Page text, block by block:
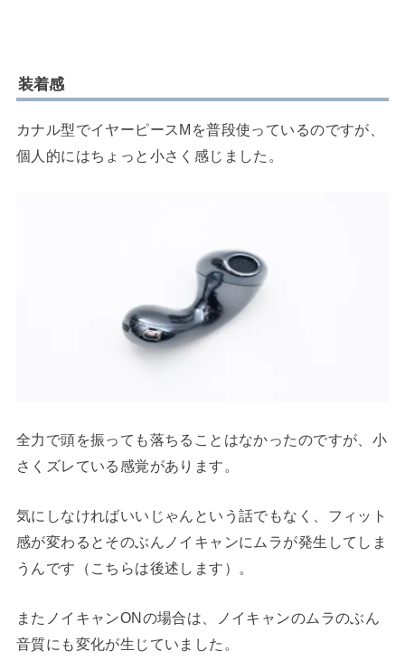
装着感
カナル型でイヤーピースMを普段使っているのですが、
個人的にはちょっと小さく感じました。
全力で頭を振っても落ちることはなかったのですが、小
さくズレている感覚があります。
気にしなければいいじゃんという話でもなく、フィット
感が変わるとそのぶんノイキャンにムラが発生してしま
うんです（こちらは後述します）。
またノイキャンONの場合は、ノイキャンのムラのぶん
音質にも変化が生じていました。